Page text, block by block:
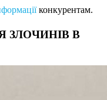
конкурентам.
ЗЛОЧИНІВ В